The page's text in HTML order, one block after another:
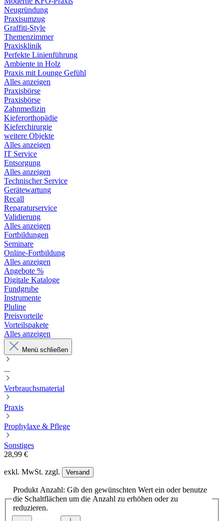
Neugründung
Praxisumzug
Graffiti-Style
Themenzimmer
Praxisklinik
Perfekte Linienführung
Ambiente in Holz
Praxis mit Lounge Gefühl
Alles anzeigen
Praxisbörse
Praxisbörse
Zahnmedizin
Kieferorthopädie
Kieferchirurgie
weitere Objekte
Alles anzeigen
IT Service
Entsorgung
Alles anzeigen
Technischer Service
Gerätewartung
Recall
Reparaturservice
Validierung
Alles anzeigen
Fortbildungen
Seminare
Online-Fortbildung
Alles anzeigen
Angebote %
Digitale Kataloge
Fundgrube
Instrumente
Pluline
Preisvorteile
Vorteilspakete
Alles anzeigen
Menü schließen
...
Verbrauchsmaterial
Praxis
Prophylaxe & Pflege
Sonstiges
28,99 €
exkl. MwSt. zzgl. Versand
Produkt Anzahl: Gib den gewünschten Wert ein oder benutze
die Schaltflächen um die Anzahl zu erhöhen oder zu
reduzieren.